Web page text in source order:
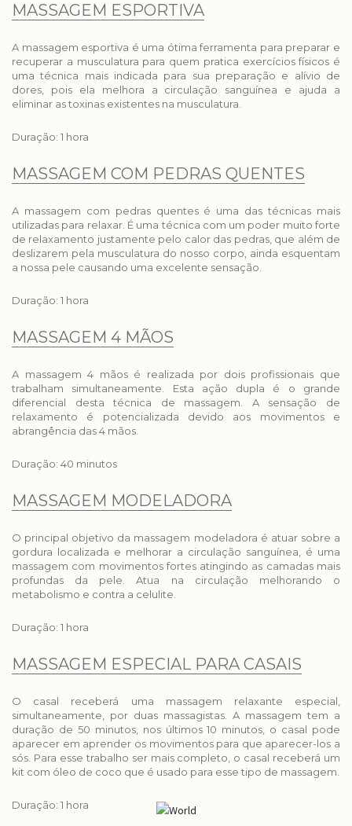
MASSAGEM ESPORTIVA
A massagem esportiva é uma ótima ferramenta para preparar e
recuperar a musculatura para quem pratica exercícios físicos é
uma técnica mais indicada para sua preparação e alívio de
dores, pois ela melhora a circulação sanguínea e ajuda a
eliminar as toxinas existentes na musculatura.
Duração: 1 hora
MASSAGEM COM PEDRAS QUENTES
A massagem com pedras quentes é uma das técnicas mais
utilizadas para relaxar. É uma técnica com um poder muito forte
de relaxamento justamente pelo calor das pedras, que além de
deslizarem pela musculatura do nosso corpo, ainda esquentam
a nossa pele causando uma excelente sensação.
Duração: 1 hora
MASSAGEM 4 MÃOS
A massagem 4 mãos é realizada por dois profissionais que
trabalham simultaneamente. Esta ação dupla é o grande
diferencial desta técnica de massagem. A sensação de
relaxamento é potencializada devido aos movimentos e
abrangência das 4 mãos.
Duração: 40 minutos
MASSAGEM MODELADORA
O principal objetivo da massagem modeladora é atuar sobre a
gordura localizada e melhorar a circulação sanguínea, é uma
massagem com movimentos fortes atingindo as camadas mais
profundas da pele. Atua na circulação melhorando o
metabolismo e contra a celulite.
Duração: 1 hora
MASSAGEM ESPECIAL PARA CASAIS
O casal receberá uma massagem relaxante especial,
simultaneamente, por duas massagistas. A massagem tem a
duração de 50 minutos, nos últimos 10 minutos, o casal pode
aparecer em aprender os movimentos para que aparecer-los a
sós. Para esse trabalho ser mais completo, o casal receberá um
kit com óleo de coco que é usado para esse tipo de massagem.
Duração: 1 hora